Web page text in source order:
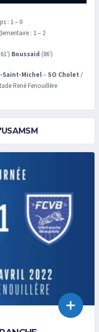
: 1 – 0
: 1 – 2
Boussaid (86′)
Saint-Michel– SO Cholet /
René Fenouillère